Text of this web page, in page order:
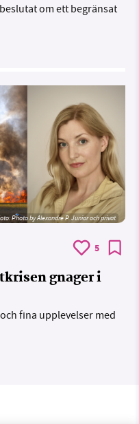
om ett begränsat
Photo by Alexandre P. Junior och privat
5
gnager i
fina upplevelser med